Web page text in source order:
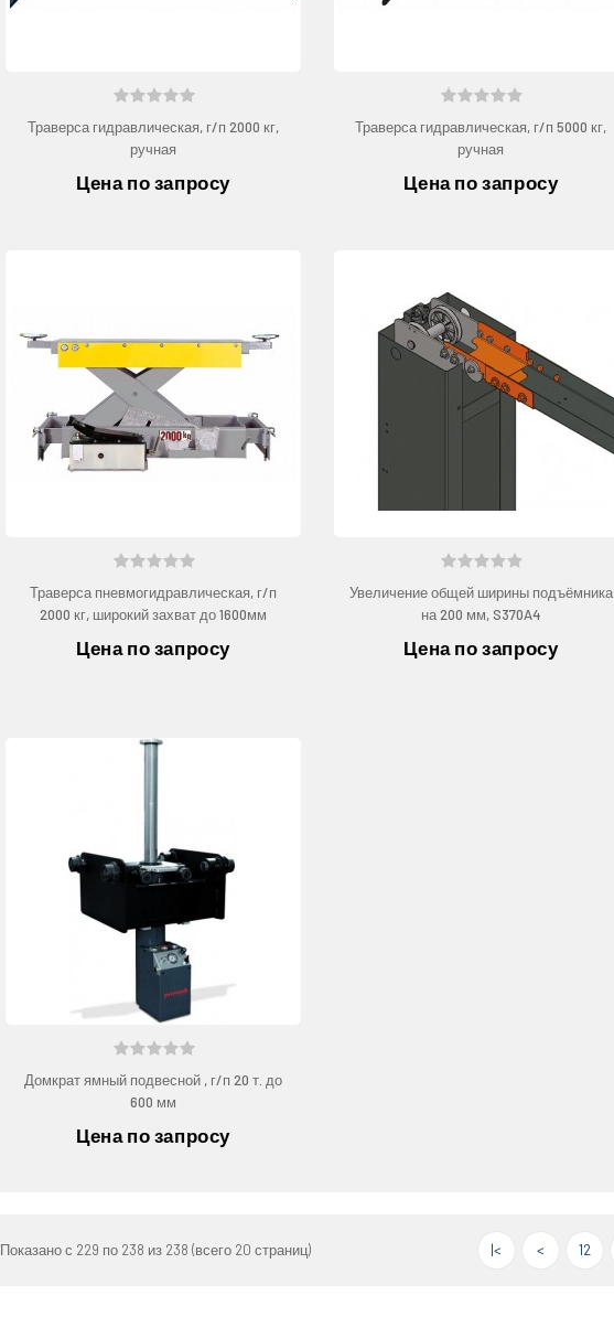
Траверса гидравлическая, г/п 2000 кг,
ручная
Цена по запросу
Траверса гидравлическая, г/п 5000 кг,
ручная
Цена по запросу
Траверса пневмогидравлическая, г/п
2000 кг, широкий захват до 1600мм
Цена по запросу
Увеличение общей ширины подъёмника
на 200 мм, S370A4
Цена по запросу
Домкрат ямный подвесной , г/п 20 т. до
600 мм
Цена по запросу
|< < 12
Показано с 229 по 238 из 238 (всего 20 страниц)